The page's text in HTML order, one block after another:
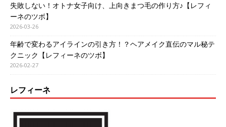
失敗しない！オトナ女子向け、上向きまつ毛の作り方♪【レフィ
ーネのツボ】
2026-03-26
年齢で変わるアイラインの引き方！？ヘアメイク直伝のマル秘テ
クニック【レフィーネのツボ】
2026-02-27
レフィーネ